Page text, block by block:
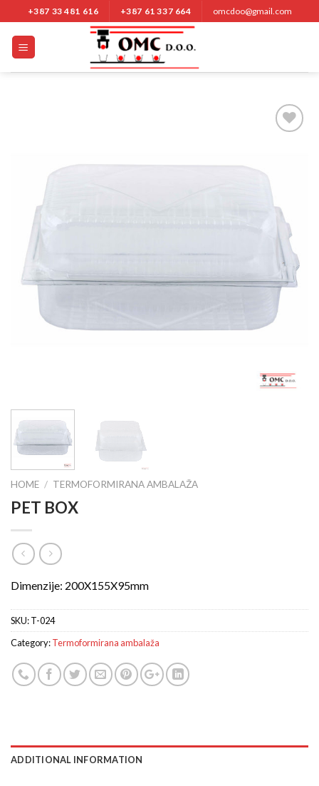
Nastavi
na
sadržaj
+387 33 481 616 +387 61 337 664 omcdoo@gmail.com
HOME / TERMOFORMIRANA AMBALAŽA
PET BOX
Dimenzije: 200X155X95mm
SKU:T-024
Category:Termoformirana ambalaža
ADDITIONAL INFORMATION